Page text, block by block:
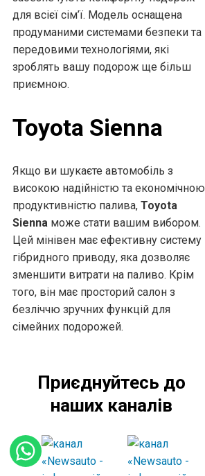
для всієї сім’ї. Модель оснащена
продуманими системами безпеки та
передовими технологіями, які
зроблять вашу подорож ще більш
приємною.
Toyota Sienna
Якщо ви шукаєте автомобіль з
високою надійністю та економічною
продуктивністю палива, Toyota
Sienna може стати вашим вибором.
Цей мінівен має ефективну систему
гібридного приводу, яка дозволяє
зменшити витрати на паливо. Крім
того, він має просторий салон з
безліччю зручних функцій для
сімейних подорожей.
Приєднуйтесь до
наших каналів